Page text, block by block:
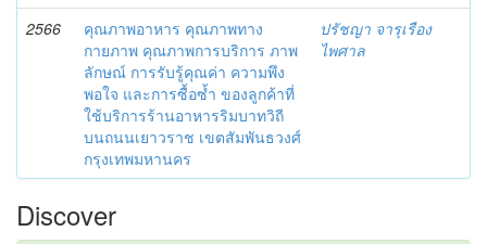
2566
คุณภาพอาหาร คุณภาพทาง
กายภาพ คุณภาพการบริการ ภาพ
ลักษณ์ การรับรู้คุณค่า ความพึง
พอใจ และการซื้อซ้ำ ของลูกค้าที่
ใช้บริการร้านอาหารริมบาทวิถี
บนถนนเยาวราช เขตสัมพันธวงศ์
กรุงเทพมหานคร
ปรัชญา จารุเรือง
ไพศาล
Discover